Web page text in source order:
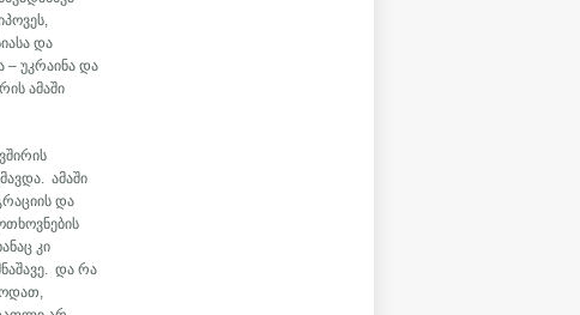
და
– უკრაინა და
ამაში
ამაში
და
კი
და რა